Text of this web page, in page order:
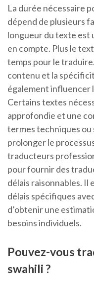
La durée nécessaire
dépend de plusieurs
longueur du texte est
en compte. Plus le
temps pour le
contenu et la
également influencer
Certains textes
approfondie et une
termes techniques ou
prolonger le
traducteurs
pour fournir des
délais raisonnables. Il
délais spécifiques
d’obtenir une
besoins individuels.
Pouvez-vous
swahili ?